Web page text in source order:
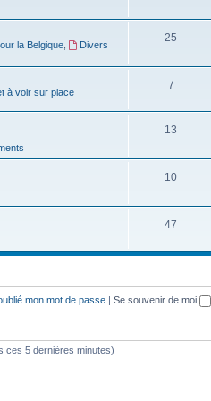
s
j
t
s
la Belgique,
Divers
25
à voir sur place
7S
j
t
13
j
10S
47
s
mon mot de passe | Se souvenir de moi
ces 5 dernières minutes)